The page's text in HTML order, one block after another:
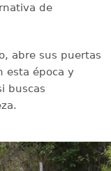
de
abre sus puertas
esta época y
buscas